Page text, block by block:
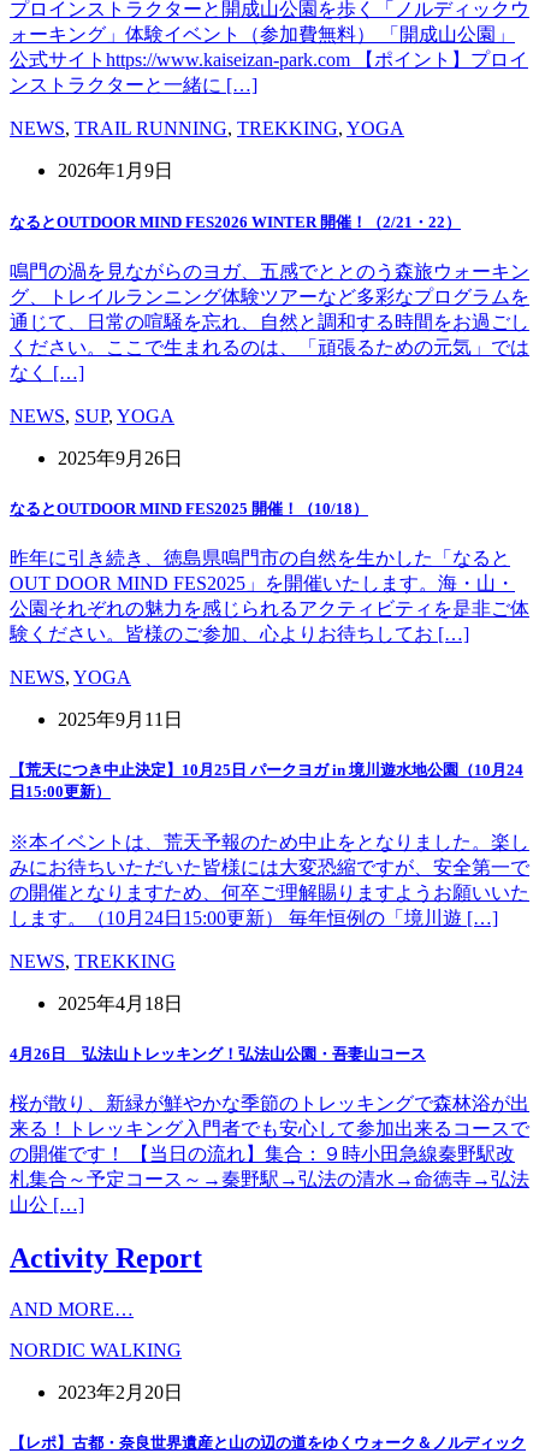
プロインストラクターと開成山公園を歩く「ノルディックウ
ォーキング」体験イベント（参加費無料） 「開成山公園」
公式サイトhttps://www.kaiseizan-park.com 【ポイント】プロイ
ンストラクターと一緒に […]
NEWS, TRAIL RUNNING, TREKKING, YOGA
2026年1月9日
なるとOUTDOOR MIND FES2026 WINTER 開催！（2/21・22）
鳴門の渦を見ながらのヨガ、五感でととのう森旅ウォーキン
グ、トレイルランニング体験ツアーなど多彩なプログラムを
通じて、日常の喧騒を忘れ、自然と調和する時間をお過ごし
ください。ここで生まれるのは、「頑張るための元気」では
なく […]
NEWS, SUP, YOGA
2025年9月26日
なるとOUTDOOR MIND FES2025 開催！（10/18）
昨年に引き続き、徳島県鳴門市の自然を生かした「なると
OUT DOOR MIND FES2025」を開催いたします。海・山・
公園それぞれの魅力を感じられるアクティビティを是非ご体
験ください。皆様のご参加、心よりお待ちしてお […]
NEWS, YOGA
2025年9月11日
【荒天につき中止決定】10月25日 パークヨガ in 境川遊水地公園（10月24
日15:00更新）
※本イベントは、荒天予報のため中止をとなりました。楽し
みにお待ちいただいた皆様には大変恐縮ですが、安全第一で
の開催となりますため、何卒ご理解賜りますようお願いいた
します。（10月24日15:00更新） 毎年恒例の「境川遊 […]
NEWS, TREKKING
2025年4月18日
4月26日 弘法山トレッキング！弘法山公園・吾妻山コース
桜が散り、新緑が鮮やかな季節のトレッキングで森林浴が出
来る！トレッキング入門者でも安心して参加出来るコースで
の開催です！ 【当日の流れ】集合：９時小田急線秦野駅改
札集合～予定コース～→秦野駅→弘法の清水→命徳寺→弘法
山公 […]
Activity Report
AND MORE…
NORDIC WALKING
2023年2月20日
【レポ】古都・奈良世界遺産と山の辺の道をゆくウォーク＆ノルディック